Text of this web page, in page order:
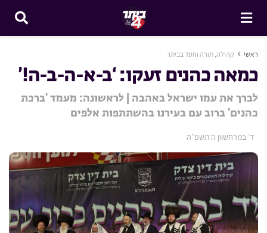
ראשי קהילה, תורה וחסד בביתר
כמאה כהנים זעקו: ‘ב-א-ה-ב-ה!’
לברך את עמו ישראל באהבה | לראשונה: מעמד 'ברכת
כהנים' ברוב עם בעירנו בהשתתפות אלפים
ד׳ במרחשוון ה׳תשפ״ה